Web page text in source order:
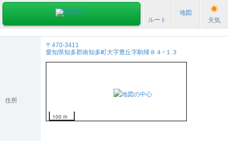
ルート
地図
天気
住所
〒470-3411
愛知県知多郡南知多町大字豊丘字駒帰８４−１３
100 m